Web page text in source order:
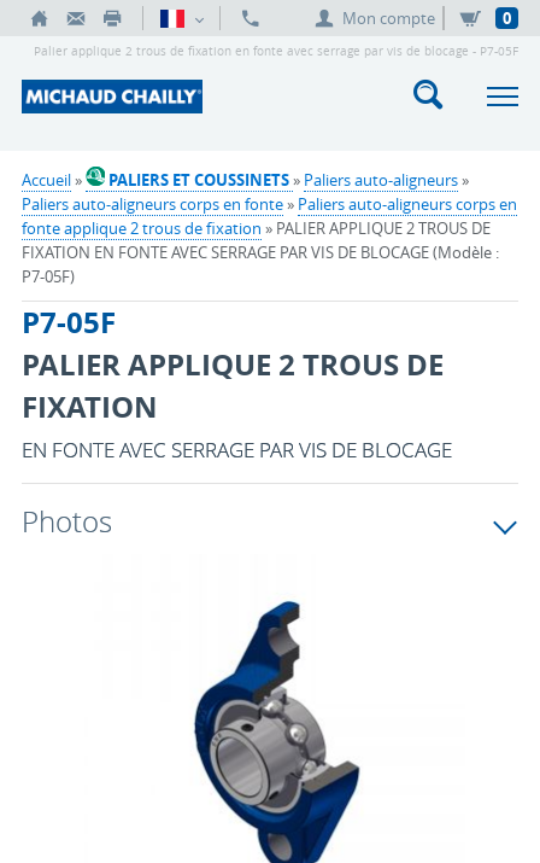
Mon compte 0
Palier applique 2 trous de fixation en fonte avec serrage par vis de blocage - P7-05F
Accueil» PALIERS ET COUSSINETS» Paliers auto-aligneurs»
Paliers auto-aligneurs corps en fonte» Paliers auto-aligneurs corps en
fonte applique 2 trous de fixation » PALIER APPLIQUE 2 TROUS DE
FIXATION EN FONTE AVEC SERRAGE PAR VIS DE BLOCAGE (Modèle :
P7-05F)
P7-05F
PALIER APPLIQUE 2 TROUS DE
FIXATION
EN FONTE AVEC SERRAGE PAR VIS DE BLOCAGE
Photos